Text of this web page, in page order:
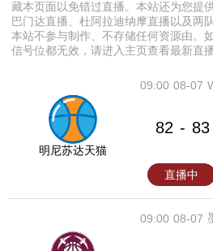
藏本页面以免错过直播。本站还为您提
巴门达直播、杜阿拉迪纳摩直播以及两
本站不参与制作、不存储任何资源由。
信号位都无效，请进入主页查看最新直播
08-07
09:00
明尼苏达天猫
82 - 83
直播中
08-07
09:00